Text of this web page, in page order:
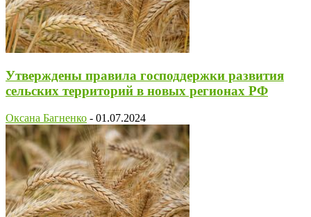
Утверждены правила господдержки развития
сельских территорий в новых регионах РФ
Оксана Багненко - 01.07.2024